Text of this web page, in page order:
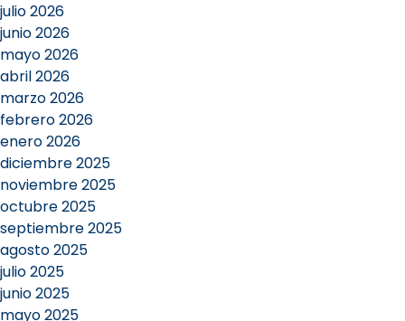
julio 2026
junio 2026
mayo 2026
abril 2026
marzo 2026
febrero 2026
enero 2026
diciembre 2025
noviembre 2025
octubre 2025
septiembre 2025
agosto 2025
julio 2025
junio 2025
mayo 2025